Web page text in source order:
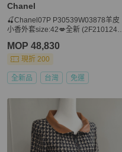
Chanel
🍒Chanel07P P30539W03878羊皮
小香外套size:42💋全新 (2F2101240
MOP 48,830
現折 200
全新品 台灣 免運